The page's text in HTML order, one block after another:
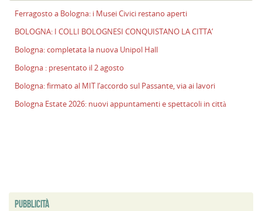
Ferragosto a Bologna: i Musei Civici restano aperti
BOLOGNA: I COLLI BOLOGNESI CONQUISTANO LA CITTA’
Bologna: completata la nuova Unipol Hall
Bologna : presentato il 2 agosto
Bologna: firmato al MIT l’accordo sul Passante, via ai lavori
Bologna Estate 2026: nuovi appuntamenti e spettacoli in città
PUBBLICITÀ